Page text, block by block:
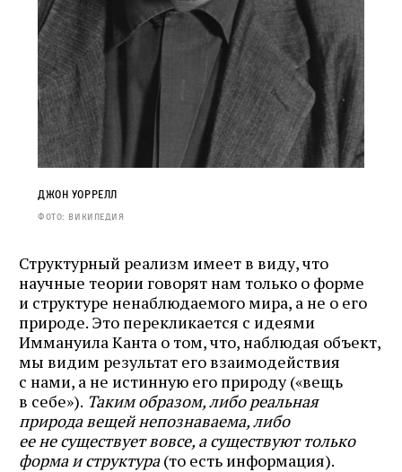
Джон Уоррелл
Фото: Википедия
Структурный реализм имеет в виду, что
научные теории говорят нам только о форме
и структуре ненаблюдаемого мира, а не о его
природе. Это перекликается с идеями
Иммануила Канта о том, что, наблюдая объект,
мы видим результат его взаимодействия
с нами, а не истинную его природу («вещь
в себе»). Таким образом, либо реальная
природа вещей непознаваема, либо
ее не существует вовсе, а существуют только
форма и структура(то есть информация).